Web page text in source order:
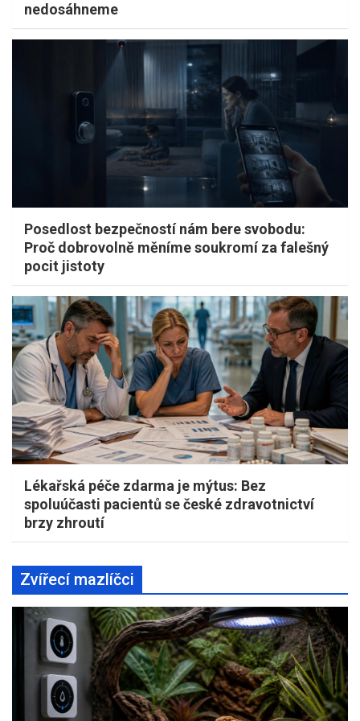
nedosáhneme
Posedlost bezpečností nám bere svobodu:
Proč dobrovolně měníme soukromí za falešný
pocit jistoty
Lékařská péče zdarma je mýtus: Bez
spoluúčasti pacientů se české zdravotnictví
brzy zhroutí
Zvířecí mazlíčci